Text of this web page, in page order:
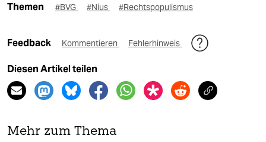
Themen #BVG #Nius #Rechtspopulismus
Feedback Kommentieren Fehlerhinweis
Diesen Artikel teilen
Mehr zum Thema